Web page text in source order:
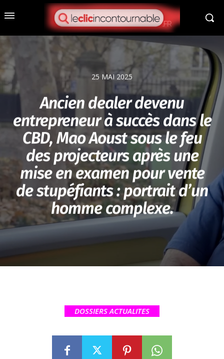
25 MAI 2025
Ancien dealer devenu
entrepreneur à succès dans le
CBD, Mao Aoust sous le feu
des projecteurs après une
mise en examen pour vente
de stupéfiants : portrait d’un
homme complexe.
DOSSIERS ACTUALITES